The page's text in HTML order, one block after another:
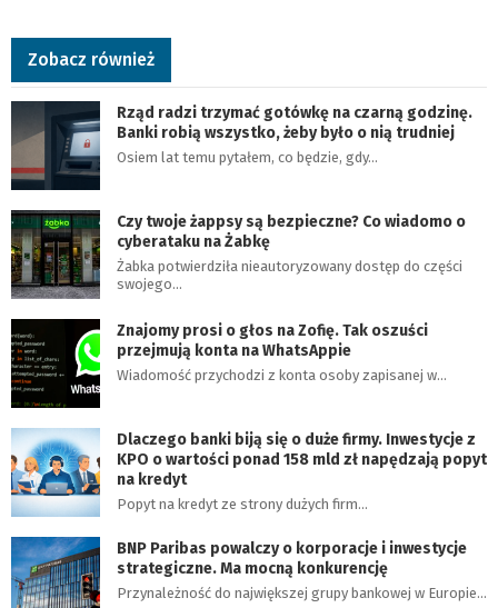
Zobacz również
Rząd radzi trzymać gotówkę na czarną godzinę.
Banki robią wszystko, żeby było o nią trudniej
Osiem lat temu pytałem, co będzie, gdy…
Czy twoje żappsy są bezpieczne? Co wiadomo o
cyberataku na Żabkę
Żabka potwierdziła nieautoryzowany dostęp do części
swojego…
Znajomy prosi o głos na Zofię. Tak oszuści
przejmują konta na WhatsAppie
Wiadomość przychodzi z konta osoby zapisanej w…
Dlaczego banki biją się o duże firmy. Inwestycje z
KPO o wartości ponad 158 mld zł napędzają popyt
na kredyt
Popyt na kredyt ze strony dużych firm…
BNP Paribas powalczy o korporacje i inwestycje
strategiczne. Ma mocną konkurencję
Przynależność do największej grupy bankowej w Europie…